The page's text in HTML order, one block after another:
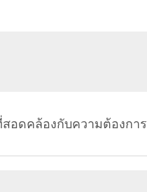
อดคล้องกับความต้องกา